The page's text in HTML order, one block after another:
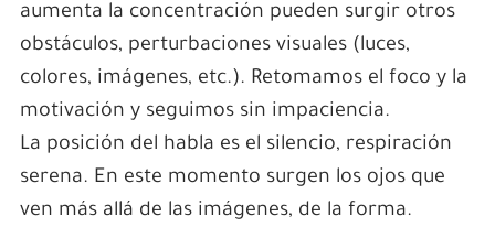
aumenta la concentración pueden surgir otros
obstáculos, perturbaciones visuales (luces,
colores, imágenes, etc.). Retomamos el foco y la
motivación y seguimos sin impaciencia.
La posición del habla es el silencio, respiración
serena. En este momento surgen los ojos que
ven más allá de las imágenes, de la forma.